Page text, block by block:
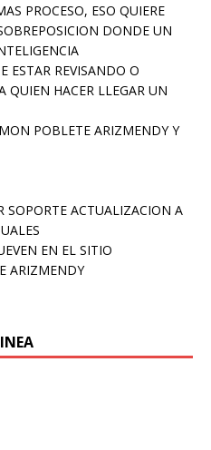
PROCESO, ESO QUIERE
DONDE UN
ESTAR REVISANDO O
QUIEN HACER LLEGAR UN
POBLETE ARIZMENDY Y
SOPORTE ACTUALIZACION A
EN EL SITIO
ARIZMENDY